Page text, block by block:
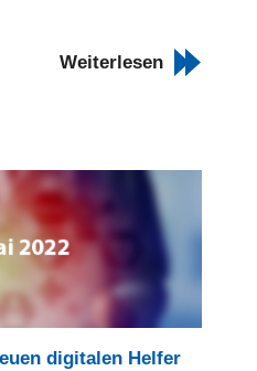
Weiterlesen
digitalen Helfer